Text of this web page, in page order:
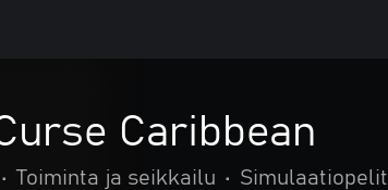
Caribbean
• Toiminta ja seikkailu • Simulaatiopelit